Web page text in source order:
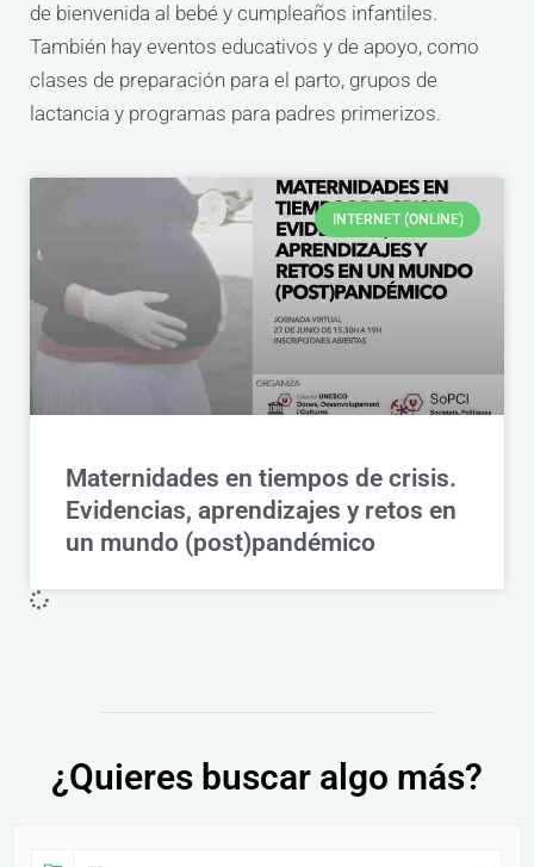
de bienvenida al bebé y cumpleaños infantiles.
También hay eventos educativos y de apoyo, como
clases de preparación para el parto, grupos de
lactancia y programas para padres primerizos.
INTERNET (ONLINE)
Maternidades en tiempos de crisis.
Evidencias, aprendizajes y retos en
un mundo (post)pandémico
¿Quieres buscar algo más?